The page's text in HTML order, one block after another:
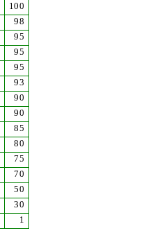
100
98
95
95
95
93
90
90
85
80
75
70
50
30
1